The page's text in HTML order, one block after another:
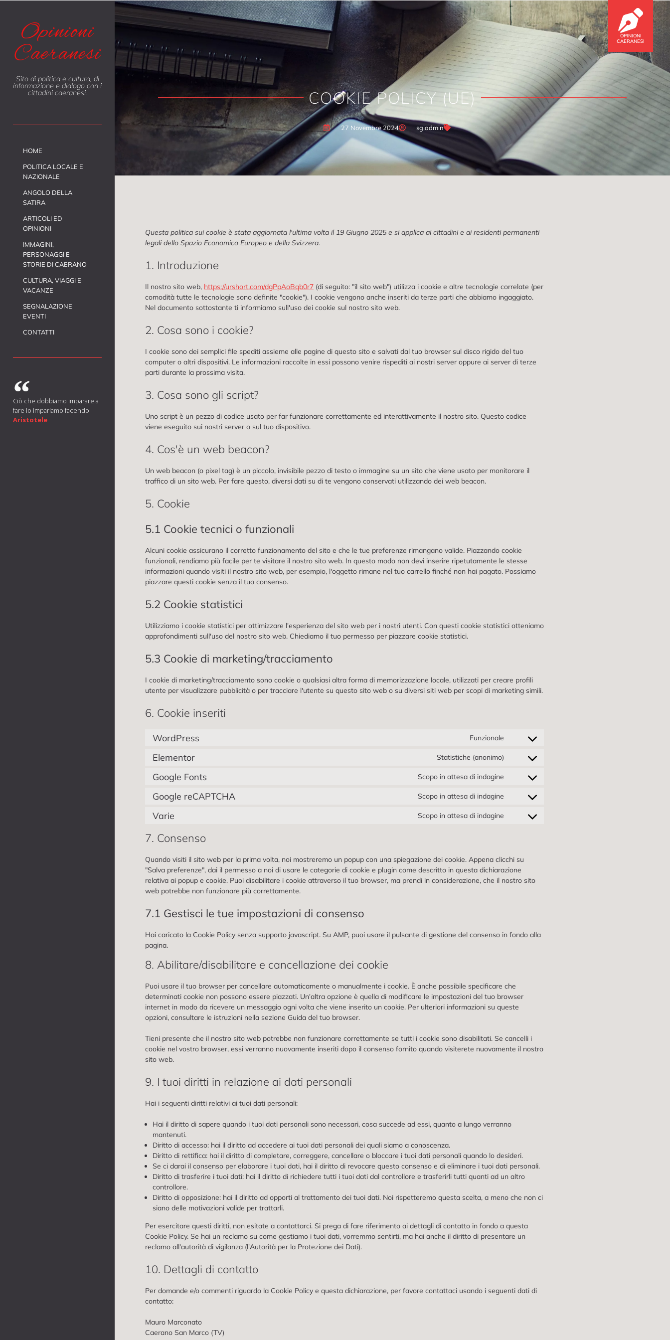
OPINIONI
CAERANESI
Opinioni
Caeranesi
Sito di politica e cultura, di
informazione e dialogo con i
cittadini caeranesi.
HOME
POLITICA LOCALE E
NAZIONALE
ANGOLO DELLA
SATIRA
ARTICOLI ED
OPINIONI
IMMAGINI,
PERSONAGGI E
STORIE DI CAERANO
CULTURA, VIAGGI E
VACANZE
SEGNALAZIONE
EVENTI
CONTATTI
Ciò che dobbiamo imparare a
fare lo impariamo facendo
Aristotele
COOKIE POLICY (UE)
27 Novembre 2024 sgiadmin
Questa politica sui cookie è stata aggiornata l'ultima volta il 19 Giugno 2025 e si applica ai cittadini e ai residenti permanenti
legali dello Spazio Economico Europeo e della Svizzera.
1. Introduzione
Il nostro sito web, https://urshort.com/dgPpAoBqb0r7 (di seguito: "il sito web") utilizza i cookie e altre tecnologie correlate (per
comodità tutte le tecnologie sono definite "cookie"). I cookie vengono anche inseriti da terze parti che abbiamo ingaggiato.
Nel documento sottostante ti informiamo sull'uso dei cookie sul nostro sito web.
2. Cosa sono i cookie?
I cookie sono dei semplici file spediti assieme alle pagine di questo sito e salvati dal tuo browser sul disco rigido del tuo
computer o altri dispositivi. Le informazioni raccolte in essi possono venire rispediti ai nostri server oppure ai server di terze
parti durante la prossima visita.
3. Cosa sono gli script?
Uno script è un pezzo di codice usato per far funzionare correttamente ed interattivamente il nostro sito. Questo codice
viene eseguito sui nostri server o sul tuo dispositivo.
4. Cos'è un web beacon?
Un web beacon (o pixel tag) è un piccolo, invisibile pezzo di testo o immagine su un sito che viene usato per monitorare il
traffico di un sito web. Per fare questo, diversi dati su di te vengono conservati utilizzando dei web beacon.
5. Cookie
5.1 Cookie tecnici o funzionali
Alcuni cookie assicurano il corretto funzionamento del sito e che le tue preferenze rimangano valide. Piazzando cookie
funzionali, rendiamo più facile per te visitare il nostro sito web. In questo modo non devi inserire ripetutamente le stesse
informazioni quando visiti il nostro sito web, per esempio, l'oggetto rimane nel tuo carrello finché non hai pagato. Possiamo
piazzare questi cookie senza il tuo consenso.
5.2 Cookie statistici
Utilizziamo i cookie statistici per ottimizzare l'esperienza del sito web per i nostri utenti. Con questi cookie statistici otteniamo
approfondimenti sull'uso del nostro sito web. Chiediamo il tuo permesso per piazzare cookie statistici.
5.3 Cookie di marketing/tracciamento
I cookie di marketing/tracciamento sono cookie o qualsiasi altra forma di memorizzazione locale, utilizzati per creare profili
utente per visualizzare pubblicità o per tracciare l'utente su questo sito web o su diversi siti web per scopi di marketing simili.
6. Cookie inseriti
WordPress Funzionale
Elementor Statistiche (anonimo)
Google Fonts Scopo in attesa di indagine
Google reCAPTCHA Scopo in attesa di indagine
Varie Scopo in attesa di indagine
7. Consenso
Quando visiti il sito web per la prima volta, noi mostreremo un popup con una spiegazione dei cookie. Appena clicchi su
"Salva preferenze", dai il permesso a noi di usare le categorie di cookie e plugin come descritto in questa dichiarazione
relativa ai popup e cookie. Puoi disabilitare i cookie attraverso il tuo browser, ma prendi in considerazione, che il nostro sito
web potrebbe non funzionare più correttamente.
7.1 Gestisci le tue impostazioni di consenso
Hai caricato la Cookie Policy senza supporto javascript. Su AMP, puoi usare il pulsante di gestione del consenso in fondo alla
pagina.
8. Abilitare/disabilitare e cancellazione dei cookie
Puoi usare il tuo browser per cancellare automaticamente o manualmente i cookie. È anche possibile specificare che
determinati cookie non possono essere piazzati. Un'altra opzione è quella di modificare le impostazioni del tuo browser
internet in modo da ricevere un messaggio ogni volta che viene inserito un cookie. Per ulteriori informazioni su queste
opzioni, consultare le istruzioni nella sezione Guida del tuo browser.
Tieni presente che il nostro sito web potrebbe non funzionare correttamente se tutti i cookie sono disabilitati. Se cancelli i
cookie nel vostro browser, essi verranno nuovamente inseriti dopo il consenso fornito quando visiterete nuovamente il nostro
sito web.
9. I tuoi diritti in relazione ai dati personali
Hai i seguenti diritti relativi ai tuoi dati personali:
Hai il diritto di sapere quando i tuoi dati personali sono necessari, cosa succede ad essi, quanto a lungo verranno
mantenuti.
Diritto di accesso: hai il diritto ad accedere ai tuoi dati personali dei quali siamo a conoscenza.
Diritto di rettifica: hai il diritto di completare, correggere, cancellare o bloccare i tuoi dati personali quando lo desideri.
Se ci darai il consenso per elaborare i tuoi dati, hai il diritto di revocare questo consenso e di eliminare i tuoi dati personali.
Diritto di trasferire i tuoi dati: hai il diritto di richiedere tutti i tuoi dati dal controllore e trasferirli tutti quanti ad un altro
controllore.
Diritto di opposizione: hai il diritto ad opporti al trattamento dei tuoi dati. Noi rispetteremo questa scelta, a meno che non ci
siano delle motivazioni valide per trattarli.
Per esercitare questi diritti, non esitate a contattarci. Si prega di fare riferimento ai dettagli di contatto in fondo a questa
Cookie Policy. Se hai un reclamo su come gestiamo i tuoi dati, vorremmo sentirti, ma hai anche il diritto di presentare un
reclamo all'autorità di vigilanza (l'Autorità per la Protezione dei Dati).
10. Dettagli di contatto
Per domande e/o commenti riguardo la Cookie Policy e questa dichiarazione, per favore contattaci usando i seguenti dati di
contatto:
Mauro Marconato
Caerano San Marco (TV)